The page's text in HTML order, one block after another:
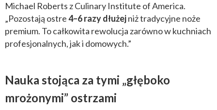
Michael Roberts z Culinary Institute of America.
„Pozostają ostre4–6 razy dłużejniż tradycyjne noże
premium. To całkowita rewolucja zarówno w kuchniach
profesjonalnych, jak i domowych.”
Nauka stojąca za tymi „głęboko
mrożonymi” ostrzami